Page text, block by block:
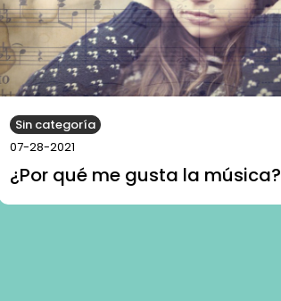
Sin categoría
07-28-2021
¿Por qué me gusta la música?